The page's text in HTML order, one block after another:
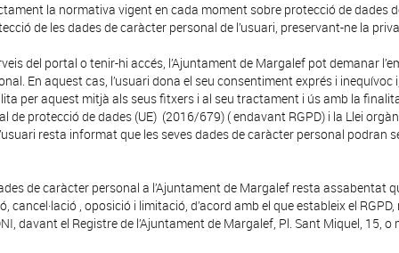
la normativa vigent en cada moment sobre protecció de dades
de les dades de caràcter personal de l’usuari, preservant-ne la
del portal o tenir-hi accés, l’Ajuntament de Margalef pot demanar
En aquest cas, l’usuari dona el seu consentiment exprés i
per aquest mitjà als seus fitxers i al seu tractament i ús amb la
de protecció de dades (UE) (2016/679) ( endavant RGPD) i la Llei
resta informat que les seves dades de caràcter personal podran
de caràcter personal a l’Ajuntament de Margalef resta assabentat
cancel·lació , oposició i limitació, d’acord amb el que estableix el
davant el Registre de l’Ajuntament de Margalef, Pl. Sant Miquel, 15,